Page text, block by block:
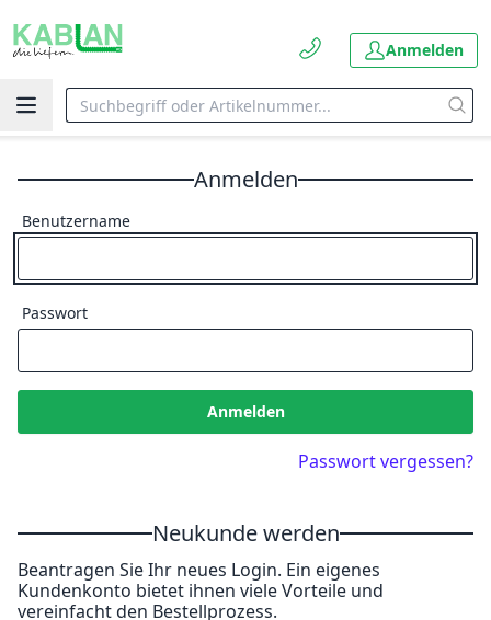
Anmelden
Anmelden
Benutzername
Passwort
Anmelden
Passwort vergessen?
Neukunde werden
Beantragen Sie Ihr neues Login. Ein eigenes
Kundenkonto bietet ihnen viele Vorteile und
vereinfacht den Bestellprozess.